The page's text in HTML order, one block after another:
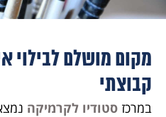
מקום מושלם לבילוי
קבוצתי
במרכז סטודיו לקרמיקה